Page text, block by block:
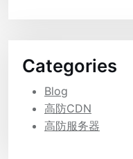
Categories
Blog
高防CDN
高防服务器